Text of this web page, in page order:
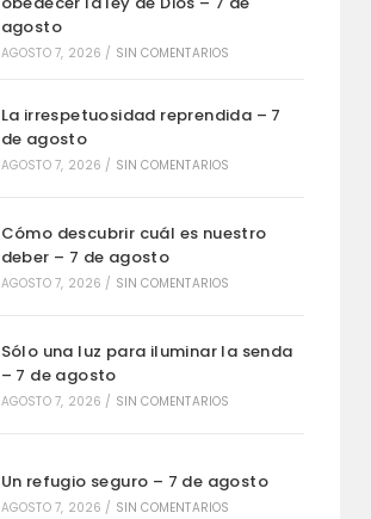
agosto
AGOSTO 7, 2026 / SIN COMENTARIOS
La irrespetuosidad reprendida – 7
de agosto
AGOSTO 7, 2026 / SIN COMENTARIOS
Cómo descubrir cuál es nuestro
deber – 7 de agosto
AGOSTO 7, 2026 / SIN COMENTARIOS
Sólo una luz para iluminar la senda
– 7 de agosto
AGOSTO 7, 2026 / SIN COMENTARIOS
Un refugio seguro – 7 de agosto
AGOSTO 7, 2026 / SIN COMENTARIOS